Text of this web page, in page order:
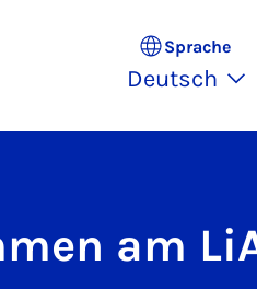
Sprache
Deutsch
am